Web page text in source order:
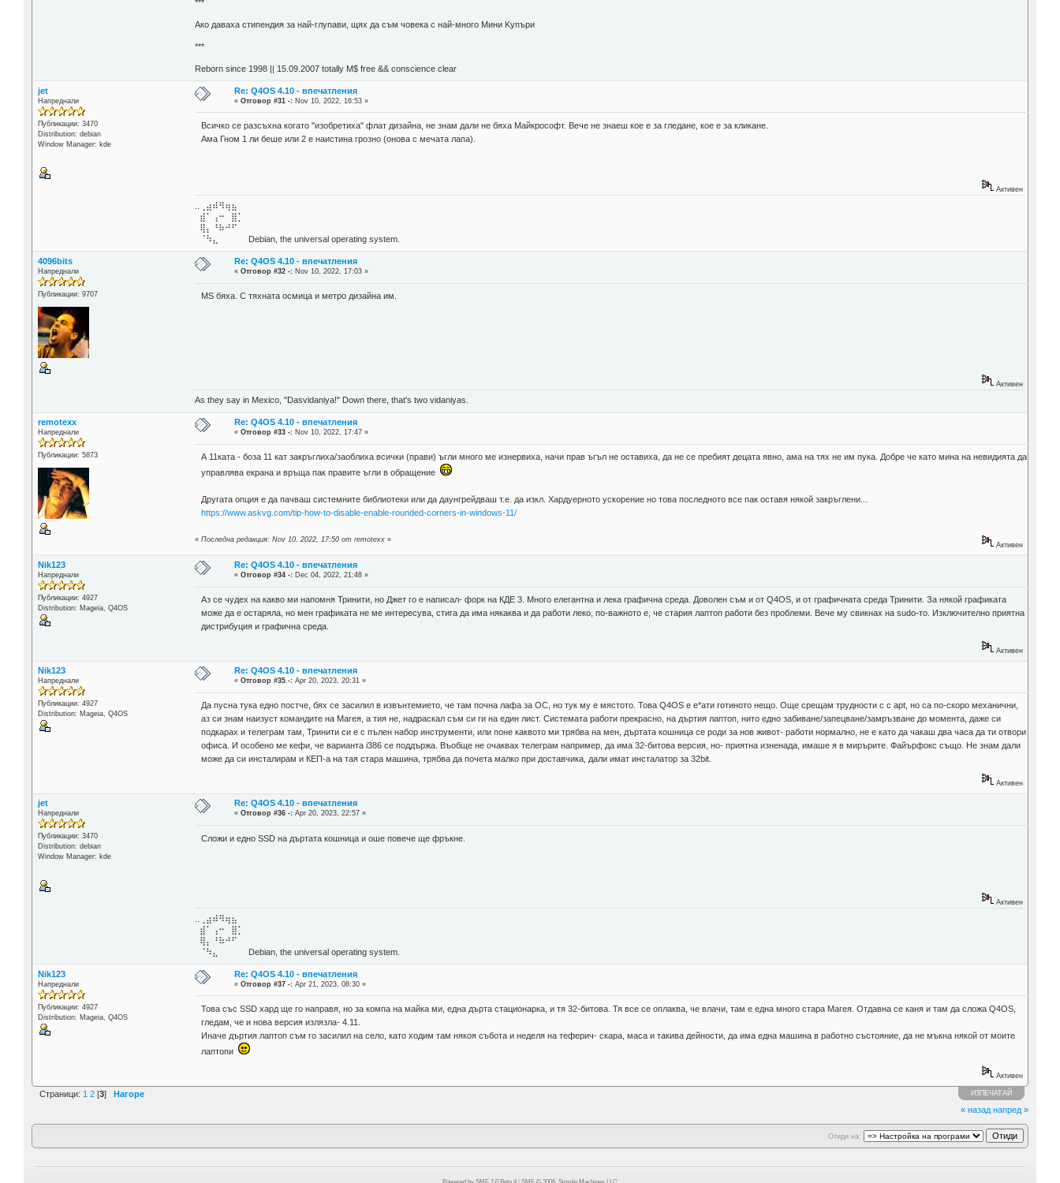
***
Aко даваха стипендия за най-глупави, щях да съм човека с най-много Mини Kупъри
***
Reborn since 1998 || 15.09.2007 totally М$ free && conscience clear
jet
Напреднали
Публикации: 3470
Distribution: debian
Window Manager: kde
Re: Q4OS 4.10 - впечатления
«Отговор #31 -: Nov 10, 2022, 16:53 »
Всичко се разсъхна когато "изобретиха" флат дизайна, не знам дали не бяха Майкрософт. Вече не знаеш кое е за гледане, кое е за кликане.
Ама Гном 1 ли беше или 2 е наистина грозно (онова с мечата лапа).
Активен
..⢀⣴⠾⠻⢶⣦⠀
⣾⠁⢠⠒⠀⣿⡁
⢿⡄⠘⠷⠚⠋
⠈⠳⣄⠀⠀⠀⠀ Debian, the universal operating system.
4096bits
Напреднали
Публикации: 9707
Re: Q4OS 4.10 - впечатления
«Отговор #32 -: Nov 10, 2022, 17:03 »
MS бяха. С тяхната осмица и метро дизайна им.
Активен
As they say in Mexico, "Dasvidaniya!" Down there, that's two vidaniyas.
remotexx
Напреднали
Публикации: 5873
Re: Q4OS 4.10 - впечатления
«Отговор #33 -: Nov 10, 2022, 17:47 »
А 11ката - боза 11 кат закръглиха/заоблиха всички (прави) ъгли много ме изнервиха, начи прав ъгъл не оставиха, да не се пребият децата явно, ама на тях не им пука. Добре че като мина на невидията да
управлява екрана и връща пак правите ъгли в обращение
Другата опция е да пачваш системните библиотеки или да даунгрейдваш т.е. да изкл. Хардуерното ускорение но това последното все пак оставя някой закръглени...
https://www.askvg.com/tip-how-to-disable-enable-rounded-corners-in-windows-11/
«Последна редакция: Nov 10, 2022, 17:50 от remotexx »
Активен
Nik123
Напреднали
Публикации: 4927
Distribution: Mageia, Q4OS
Re: Q4OS 4.10 - впечатления
«Отговор #34 -: Dec 04, 2022, 21:48 »
Аз се чудех на какво ми напомня Тринити, но Джет го е написал- форк на КДЕ 3. Много елегантна и лека графична среда. Доволен съм и от Q4OS, и от графичната среда Тринити. За някой графиката
може да е остаряла, но мен графиката не ме интересува, стига да има някаква и да работи леко, по-важното е, че стария лаптоп работи без проблеми. Вече му свикнах на sudo-то. Изключително приятна
дистрибуция и графична среда.
Активен
Nik123
Напреднали
Публикации: 4927
Distribution: Mageia, Q4OS
Re: Q4OS 4.10 - впечатления
«Отговор #35 -: Apr 20, 2023, 20:31 »
Да пусна тука едно постче, бях се засилил в извънтемието, че там почна лафа за ОС, но тук му е мястото. Това Q4OS е е*ати готиното нещо. Още срещам трудности с с apt, но са по-скоро механични,
аз си знам наизуст командите на Магея, а тия не, надраскал съм си ги на един лист. Системата работи прекрасно, на дъртия лаптоп, нито едно забиване/запецване/замръзване до момента, даже си
подкарах и телеграм там, Тринити си е с пълен набор инструменти, или поне каквото ми трябва на мен, дъртата кошница се роди за нов живот- работи нормално, не е като да чакаш два часа да ти отвори
офиса. И особено ме кефи, че варианта i386 се поддържа. Въобще не очаквах телеграм например, да има 32-битова версия, но- приятна изненада, имаше я в мирърите. Файърфокс също. Не знам дали
може да си инсталирам и КЕП-а на тая стара машина, трябва да почета малко при доставчика, дали имат инсталатор за 32bit.
Активен
jet
Напреднали
Публикации: 3470
Distribution: debian
Window Manager: kde
Re: Q4OS 4.10 - впечатления
«Отговор #36 -: Apr 20, 2023, 22:57 »
Сложи и едно SSD на дъртата кошница и оше повече ще фръкне.
Активен
..⢀⣴⠾⠻⢶⣦⠀
⣾⠁⢠⠒⠀⣿⡁
⢿⡄⠘⠷⠚⠋
⠈⠳⣄⠀⠀⠀⠀ Debian, the universal operating system.
Nik123
Напреднали
Публикации: 4927
Distribution: Mageia, Q4OS
Re: Q4OS 4.10 - впечатления
«Отговор #37 -: Apr 21, 2023, 08:30 »
Това със SSD хард ще го направя, но за компа на майка ми, една дърта стационарка, и тя 32-битова. Тя все се оплаква, че влачи, там е една много стара Магея. Отдавна се каня и там да сложа Q4OS,
гледам, че и нова версия излязла- 4.11.
Иначе дъртия лаптоп съм го засилил на село, като ходим там някоя събота и неделя на теферич- скара, маса и такива дейности, да има една машина в работно състояние, да не мъкна някой от моите
лаптопи
Активен
Страници: 1 2 [3] Нагоре ИЗПЕЧАТАЙ
« назад напред »
Отиди на: